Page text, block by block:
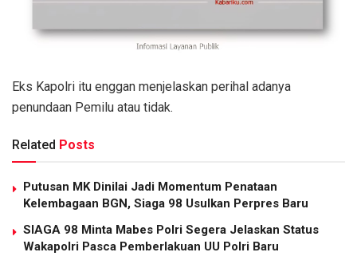
Eks Kapolri itu enggan menjelaskan perihal adanya
penundaan Pemilu atau tidak.
Related Posts
Putusan MK Dinilai Jadi Momentum Penataan
Kelembagaan BGN, Siaga 98 Usulkan Perpres Baru
SIAGA 98 Minta Mabes Polri Segera Jelaskan Status
Wakapolri Pasca Pemberlakuan UU Polri Baru